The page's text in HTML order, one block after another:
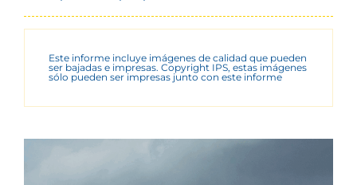
Este informe incluye imágenes de calidad que pueden
ser bajadas e impresas. Copyright IPS, estas imágenes
sólo pueden ser impresas junto con este informe